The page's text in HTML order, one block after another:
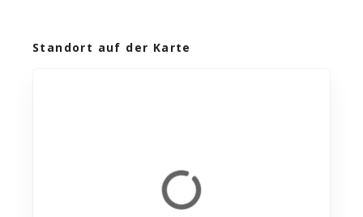
Standort auf der Karte